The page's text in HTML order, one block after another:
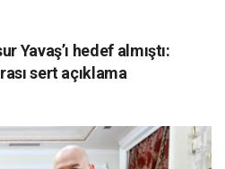
Yavaş’ı hedef almıştı:
sert açıklama